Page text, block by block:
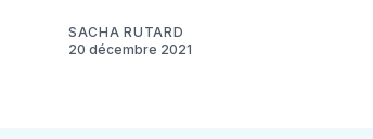
SACHA RUTARD
20 décembre 2021